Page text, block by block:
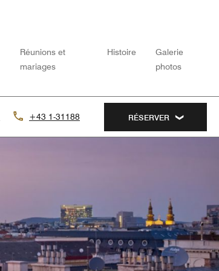
Réunions et
mariages
Histoire
Galerie
photos
+43 1-31188 RÉSERVER